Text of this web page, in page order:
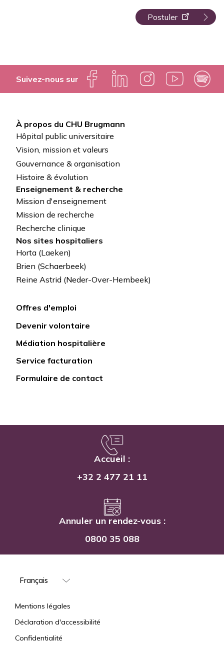
Postuler
Suivez-nous sur
Pied
de
page
À propos du CHU Brugmann
Hôpital public universitaire
Vision, mission et valeurs
Gouvernance & organisation
Histoire & évolution
Enseignement & recherche
Mission d'enseignement
Mission de recherche
Recherche clinique
Nos sites hospitaliers
Horta (Laeken)
Brien (Schaerbeek)
Reine Astrid (Neder-Over-Hembeek)
Lien
rapide
Offres d'emploi
Devenir volontaire
Médiation hospitalière
Service facturation
Formulaire de contact
Accueil :
+32 2 477 21 11
Annuler un rendez-vous :
0800 35 088
your
Mentions
Mentions légales
Déclaration d'accessibilité
Confidentialité